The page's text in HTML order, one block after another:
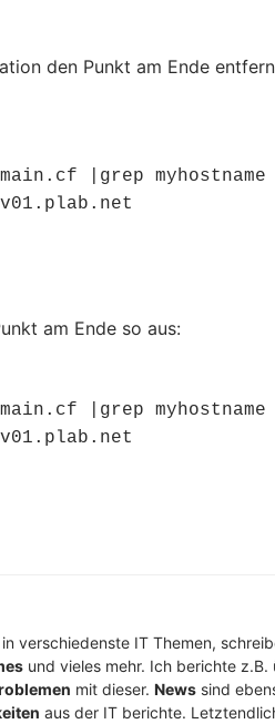
den Punkt am Ende
|grep myhostname
am Ende so aus:
|grep myhostname
verschiedenste IT Themen,
und vieles mehr. Ich berichte z.B.
mit dieser. News sind
aus der IT berichte.